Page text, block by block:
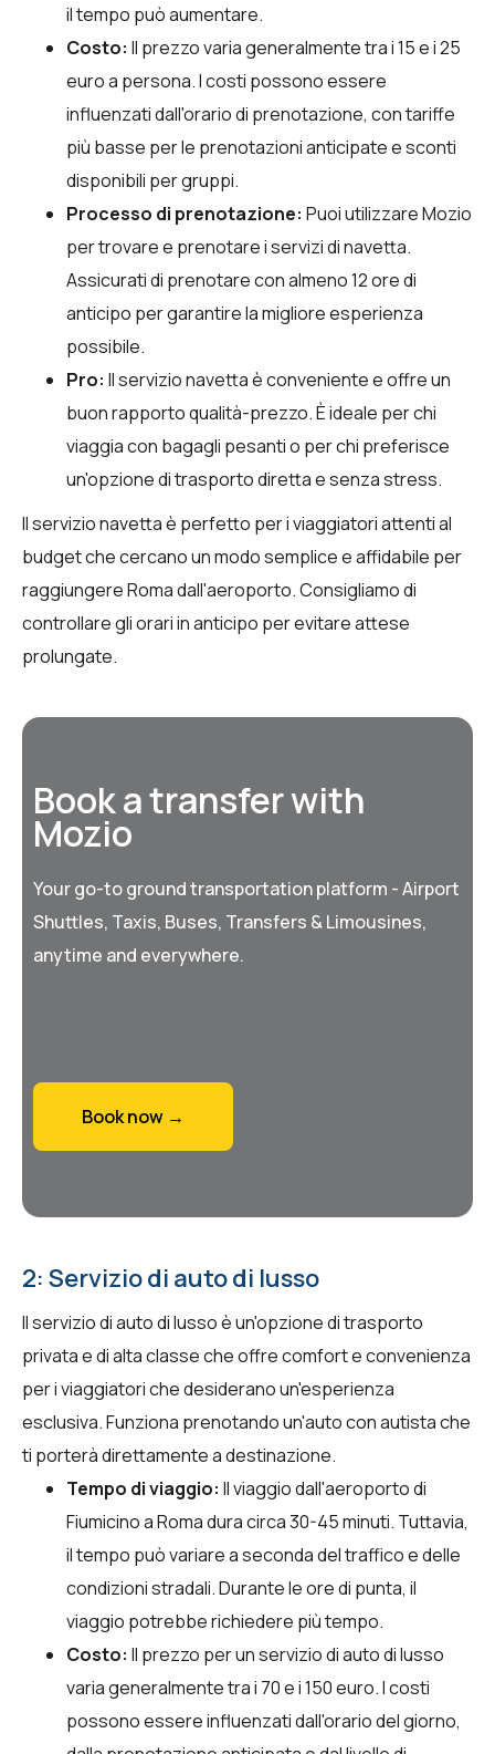
il tempo può aumentare.
Costo: Il prezzo varia generalmente tra i 15 e i 25
euro a persona. I costi possono essere
influenzati dall'orario di prenotazione, con tariffe
più basse per le prenotazioni anticipate e sconti
disponibili per gruppi.
Processo di prenotazione: Puoi utilizzareMozio
per trovare e prenotare i servizi di navetta.
Assicurati di prenotare con almeno 12 ore di
anticipo per garantire la migliore esperienza
possibile.
Pro: Il servizio navetta è conveniente e offre un
buon rapporto qualità-prezzo. È ideale per chi
viaggia con bagagli pesanti o per chi preferisce
un'opzione di trasporto diretta e senza stress.
Il servizio navetta è perfetto per i viaggiatori attenti al
budget che cercano un modo semplice e affidabile per
raggiungere Roma dall'aeroporto. Consigliamo di
controllare gli orari in anticipo per evitare attese
prolungate.
Book a transfer with
Mozio
Your go-to ground transportation platform - Airport
Shuttles, Taxis, Buses, Transfers & Limousines,
anytime and everywhere.
Book now →
2: Servizio di auto di lusso
Il servizio di auto di lusso è un'opzione di trasporto
privata e di alta classe che offre comfort e convenienza
per i viaggiatori che desiderano un'esperienza
esclusiva. Funziona prenotando un'auto con autista che
ti porterà direttamente a destinazione.
Tempo di viaggio: Il viaggio dall'aeroporto di
Fiumicino a Roma dura circa 30-45 minuti. Tuttavia,
il tempo può variare a seconda del traffico e delle
condizioni stradali. Durante le ore di punta, il
viaggio potrebbe richiedere più tempo.
Costo: Il prezzo per un servizio di auto di lusso
varia generalmente tra i 70 e i 150 euro. I costi
possono essere influenzati dall'orario del giorno,